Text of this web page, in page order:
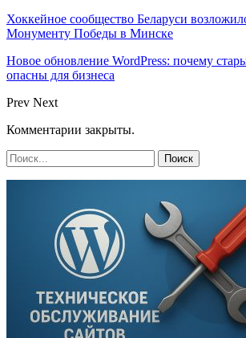
Хоккейное сообщество Беларуси
Монументу Победы в Минске
Новое обновление WordPress: почему
опасны для бизнеса
Prev Next
Комментарии закрыты.